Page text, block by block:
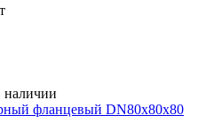
наличии